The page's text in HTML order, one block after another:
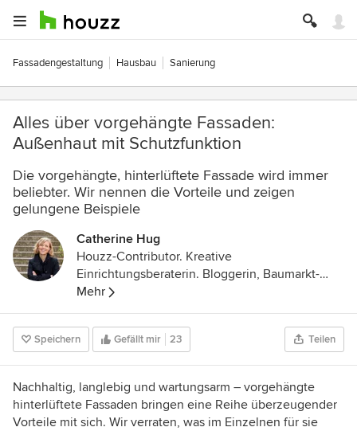
Fassadengestaltung Hausbau Sanierung
Alles über vorgehängte Fassaden:
Außenhaut mit Schutzfunktion
Die vorgehängte, hinterlüftete Fassade wird immer
beliebter. Wir nennen die Vorteile und zeigen
gelungene Beispiele
Catherine Hug
Houzz-Contributor. Kreative
Einrichtungsberaterin. Bloggerin, Baumarkt-
Stammkundin und DIY-Expertin. Mutter zweier
Töchter und stolze Besitzerin eines sehr alten
Wohnwagens mit Vorliebe für Schlichtes,
Schönes und Skandinavien.
Mehr
Speichern Gefällt mir 23 Teilen
Nachhaltig, langlebig und wartungsarm – vorgehängte
hinterlüftete Fassaden bringen eine Reihe überzeugender
Vorteile mit sich. Wir verraten, was im Einzelnen für sie